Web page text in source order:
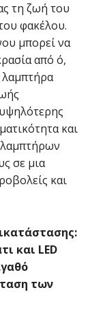
τη ζωή του
φακέλου.
μπορεί να
από ό,
λαμπτήρα
και
σε μια
και
και LED
των